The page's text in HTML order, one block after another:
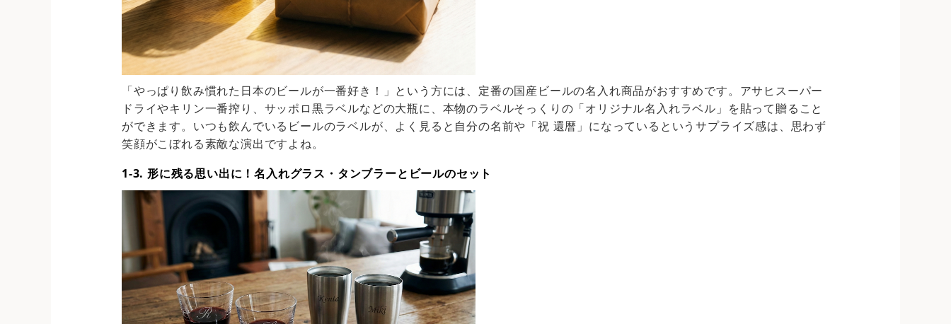
「やっぱり飲み慣れた日本のビールが一番好き！」という方には、定番の国産ビールの名入れ商品がおすすめです。アサヒスーパー
ドライやキリン一番搾り、サッポロ黒ラベルなどの大瓶に、本物のラベルそっくりの「オリジナル名入れラベル」を貼って贈ること
ができます。いつも飲んでいるビールのラベルが、よく見ると自分の名前や「祝 還暦」になっているというサプライズ感は、思わず
笑顔がこぼれる素敵な演出ですよね。
1-3. 形に残る思い出に！名入れグラス・タンブラーとビールのセット